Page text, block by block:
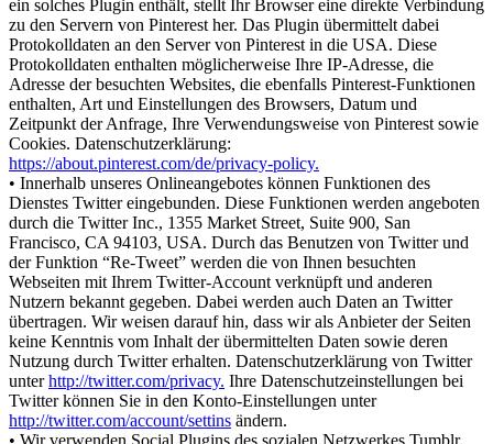
ein solches Plugin enthält, stellt Ihr Browser eine direkte Verbindung
zu den Servern von Pinterest her. Das Plugin übermittelt dabei
Protokolldaten an den Server von Pinterest in die USA. Diese
Protokolldaten enthalten möglicherweise Ihre IP-Adresse, die
Adresse der besuchten Websites, die ebenfalls Pinterest-Funktionen
enthalten, Art und Einstellungen des Browsers, Datum und
Zeitpunkt der Anfrage, Ihre Verwendungsweise von Pinterest sowie
Cookies. Datenschutzerklärung:
https://about.pinterest.com/de/privacy-policy.
• Innerhalb unseres Onlineangebotes können Funktionen des
Dienstes Twitter eingebunden. Diese Funktionen werden angeboten
durch die Twitter Inc., 1355 Market Street, Suite 900, San
Francisco, CA 94103, USA. Durch das Benutzen von Twitter und
der Funktion “Re-Tweet” werden die von Ihnen besuchten
Webseiten mit Ihrem Twitter-Account verknüpft und anderen
Nutzern bekannt gegeben. Dabei werden auch Daten an Twitter
übertragen. Wir weisen darauf hin, dass wir als Anbieter der Seiten
keine Kenntnis vom Inhalt der übermittelten Daten sowie deren
Nutzung durch Twitter erhalten. Datenschutzerklärung von Twitter
unterhttp://twitter.com/privacy. Ihre Datenschutzeinstellungen bei
Twitter können Sie in den Konto-Einstellungen unter
http://twitter.com/account/settins ändern.
• Wir verwenden Social Plugins des sozialen Netzwerkes Tumblr,